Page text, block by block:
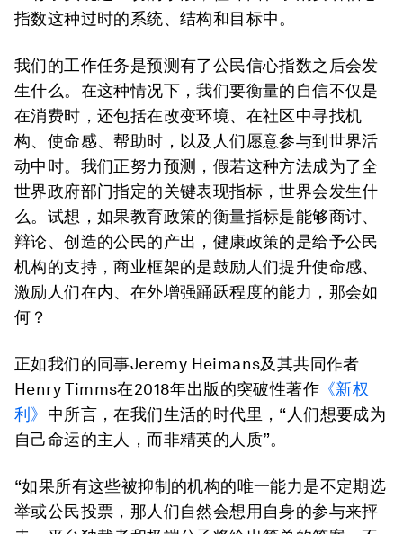
指数这种过时的系统、结构和目标中。
我们的工作任务是预测有了公民信心指数之后会发
生什么。在这种情况下，我们要衡量的自信不仅是
在消费时，还包括在改变环境、在社区中寻找机
构、使命感、帮助时，以及人们愿意参与到世界活
动中时。我们正努力预测，假若这种方法成为了全
世界政府部门指定的关键表现指标，世界会发生什
么。试想，如果教育政策的衡量指标是能够商讨、
辩论、创造的公民的产出，健康政策的是给予公民
机构的支持，商业框架的是鼓励人们提升使命感、
激励人们在内、在外增强踊跃程度的能力，那会如
何？
正如我们的同事Jeremy Heimans及其共同作者
Henry Timms在2018年出版的突破性著作 《新权
利 》 中所言，在我们生活的时代里，“人们想要成为
自己命运的主人，而非精英的人质”。
“如果所有这些被抑制的机构的唯一能力是不定期选
举或公民投票，那人们自然会想用自身的参与来抨